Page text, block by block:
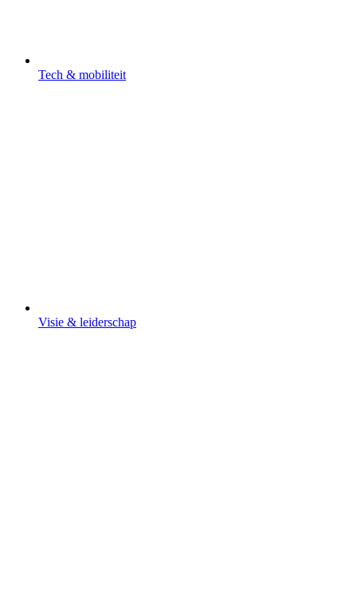
Tech & mobiliteit
Visie & leiderschap